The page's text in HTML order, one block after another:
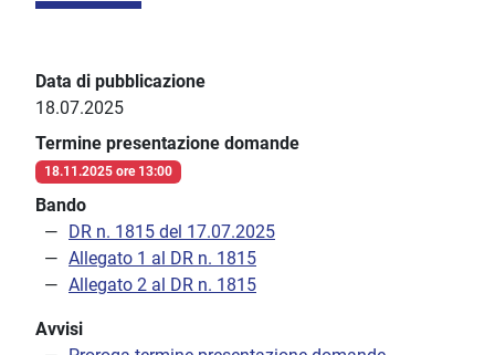
Data di pubblicazione
18.07.2025
Termine presentazione domande
18.11.2025 ore 13:00
Bando
DR n. 1815 del 17.07.2025
Allegato 1 al DR n. 1815
Allegato 2 al DR n. 1815
Avvisi